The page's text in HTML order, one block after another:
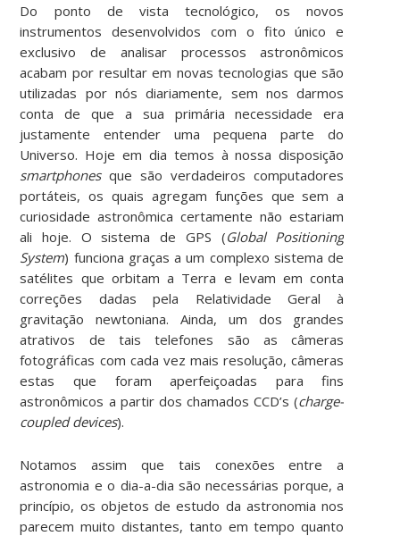
Do ponto de vista tecnológico, os novos
instrumentos desenvolvidos com o fito único e
exclusivo de analisar processos astronômicos
acabam por resultar em novas tecnologias que são
utilizadas por nós diariamente, sem nos darmos
conta de que a sua primária necessidade era
justamente entender uma pequena parte do
Universo. Hoje em dia temos à nossa disposição
smartphonesque são verdadeiros computadores
portáteis, os quais agregam funções que sem a
curiosidade astronômica certamente não estariam
ali hoje. O sistema de GPS (Global Positioning
System) funciona graças a um complexo sistema de
satélites que orbitam a Terra e levam em conta
correções dadas pela Relatividade Geral à
gravitação newtoniana. Ainda, um dos grandes
atrativos de tais telefones são as câmeras
fotográficas com cada vez mais resolução, câmeras
estas que foram aperfeiçoadas para fins
astronômicos a partir dos chamados CCD’s (charge-
coupled devices).
Notamos assim que tais conexões entre a
astronomia e o dia-a-dia são necessárias porque, a
princípio, os objetos de estudo da astronomia nos
parecem muito distantes, tanto em tempo quanto